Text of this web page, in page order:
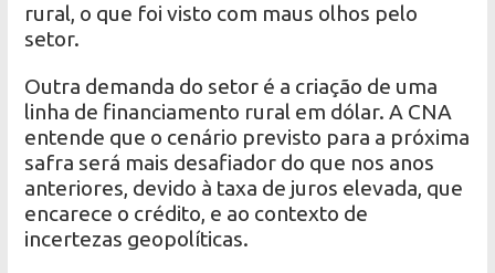
rural, o que foi visto com maus olhos pelo
setor.
Outra demanda do setor é a criação de uma
linha de financiamento rural em dólar. A CNA
entende que o cenário previsto para a próxima
safra será mais desafiador do que nos anos
anteriores, devido à taxa de juros elevada, que
encarece o crédito, e ao contexto de
incertezas geopolíticas.